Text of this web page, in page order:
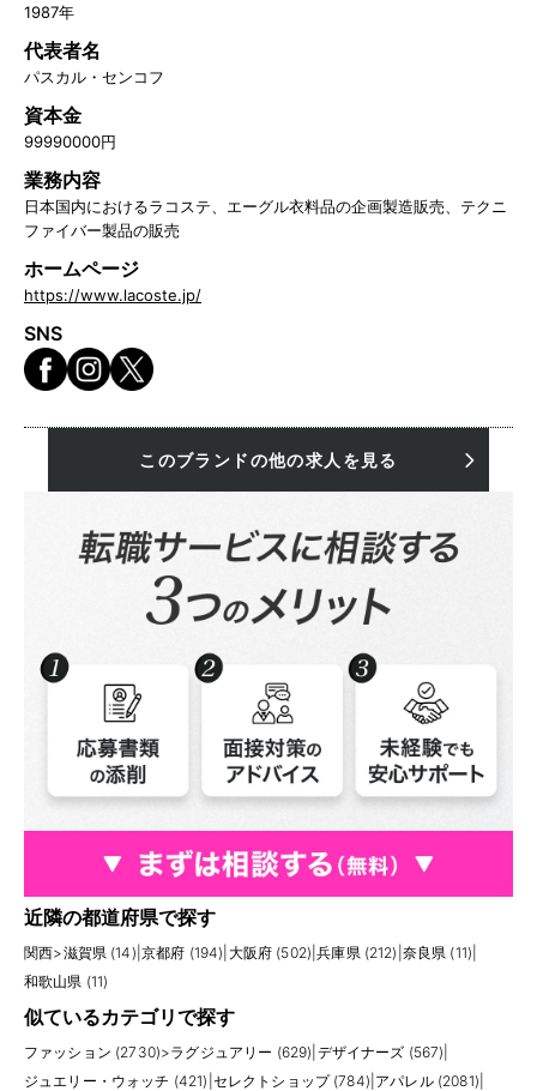
1987年
代表者名
パスカル・センコフ
資本金
99990000円
業務内容
日本国内におけるラコステ、エーグル衣料品の企画製造販売、テクニ
ファイバー製品の販売
ホームページ
https://www.lacoste.jp/
SNS
このブランドの他の求人を見る
近隣の都道府県で探す
関西>滋賀県 (14) 京都府 (194) 大阪府 (502) |兵庫県 (212) 奈良県 (11)
和歌山県 (11)
似ているカテゴリで探す
ファッション (2730)>ラグジュアリー (629) デザイナーズ (567)
ジュエリー・ウォッチ (421) セレクトショップ (784) アパレル (2081)